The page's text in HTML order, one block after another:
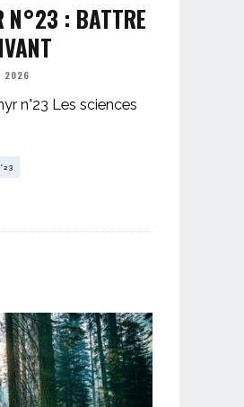
N°23 : BATTRE
2026
n°23 Les sciences